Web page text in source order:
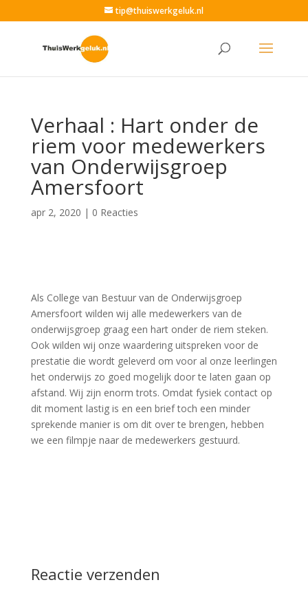
tip@thuiswerkgeluk.nl
Verhaal : Hart onder de
riem voor medewerkers
van Onderwijsgroep
Amersfoort
apr 2, 2020 | 0 Reacties
Als College van Bestuur van de Onderwijsgroep
Amersfoort wilden wij alle medewerkers van de
onderwijsgroep graag een hart onder de riem steken.
Ook wilden wij onze waardering uitspreken voor de
prestatie die wordt geleverd om voor al onze leerlingen
het onderwijs zo goed mogelijk door te laten gaan op
afstand. Wij zijn enorm trots. Omdat fysiek contact op
dit moment lastig is en een brief toch een minder
sprekende manier is om dit over te brengen, hebben
we een filmpje naar de medewerkers gestuurd.
Reactie verzenden